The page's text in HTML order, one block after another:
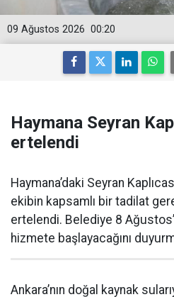
00:20
09 Ağustos 2026
Haymana Seyran
ertelendi
Haymana’daki Seyran
ekibin kapsamlı bir tadilat
ertelendi. Belediye 8
hizmete başlayacağını
Ankara’nın doğal kaynak